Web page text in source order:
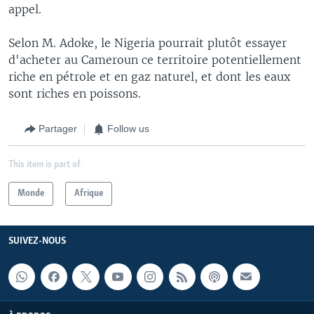
appel.
Selon M. Adoke, le Nigeria pourrait plutôt essayer
d'acheter au Cameroun ce territoire potentiellement
riche en pétrole et en gaz naturel, et dont les eaux
sont riches en poissons.
Partager Follow us
This item is part of
Monde Afrique
SUIVEZ-NOUS